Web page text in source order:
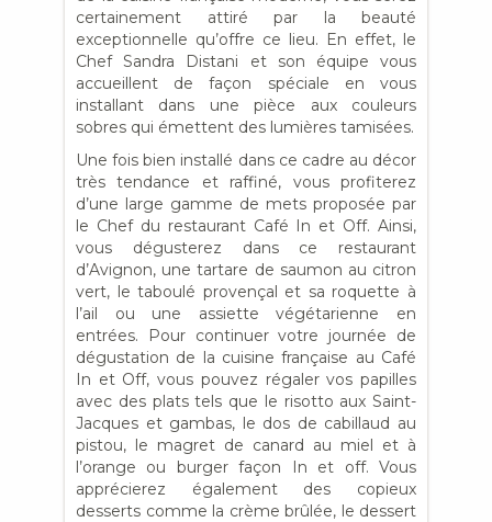
certainement attiré par la beauté
exceptionnelle qu’offre ce lieu. En effet, le
Chef Sandra Distani et son équipe vous
accueillent de façon spéciale en vous
installant dans une pièce aux couleurs
sobres qui émettent des lumières tamisées.
Une fois bien installé dans ce cadre au décor
très tendance et raffiné, vous profiterez
d’une large gamme de mets proposée par
le Chef du restaurant Café In et Off. Ainsi,
vous dégusterez dans ce restaurant
d’Avignon, une tartare de saumon au citron
vert, le taboulé provençal et sa roquette à
l’ail ou une assiette végétarienne en
entrées. Pour continuer votre journée de
dégustation de la cuisine française au Café
In et Off, vous pouvez régaler vos papilles
avec des plats tels que le risotto aux Saint-
Jacques et gambas, le dos de cabillaud au
pistou, le magret de canard au miel et à
l’orange ou burger façon In et off. Vous
apprécierez également des copieux
desserts comme la crème brûlée, le dessert